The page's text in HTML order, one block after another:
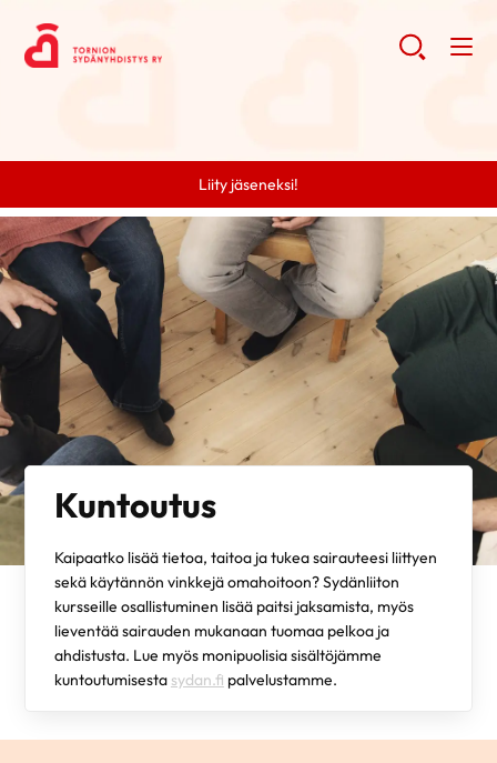
Liity jäseneksi!
Kuntoutus
Kaipaatko lisää tietoa, taitoa ja tukea sairauteesi liittyen
sekä käytännön vinkkejä omahoitoon? Sydänliiton
kursseille osallistuminen lisää paitsi jaksamista, myös
lieventää sairauden mukanaan tuomaa pelkoa ja
ahdistusta. Lue myös monipuolisia sisältöjämme
kuntoutumisesta sydan.fi palvelustamme.